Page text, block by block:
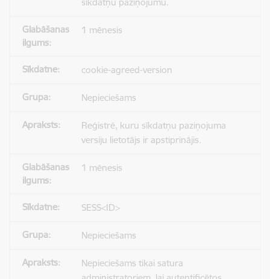
1 mēnesis
cookie-agreed-version
Nepieciešams
Reģistrē, kuru sīkdatņu paziņojuma
versiju lietotājs ir apstiprinājis.
1 mēnesis
SESS<ID>
Nepieciešams
Nepieciešams tikai satura